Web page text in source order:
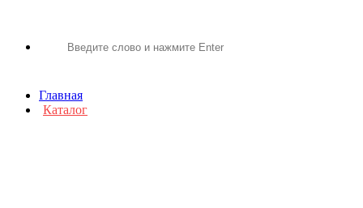
Главная
Каталог